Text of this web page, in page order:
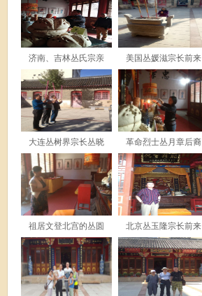
济南、吉林丛氏宗亲 美国丛媛滋宗长前来
大连丛树界宗长丛晓 革命烈士丛月章后裔
祖居文登北宫的丛圆 北京丛玉隆宗长前来